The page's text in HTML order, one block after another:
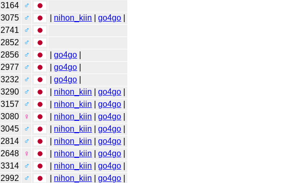
3164
♂
3075 ♂ nihon_kiin |go4go
2741
♂
2852
♂
2856 ♂ |go4go
2977 ♂ |go4go
3232 ♂ |go4go
3290 ♂ nihon_kiin |go4go
3157 ♂ nihon_kiin |go4go
3080 ♀ nihon_kiin |go4go
3045 ♂ nihon_kiin |go4go
2814 ♂ nihon_kiin |go4go
2648 ♀ nihon_kiin |go4go
3314 ♂ nihon_kiin |go4go
2992 ♂ nihon_kiin |go4go